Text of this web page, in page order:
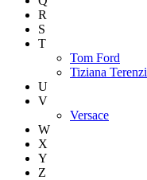
R
S
T
Tom Ford
Tiziana Terenzi
U
V
Versace
W
X
Y
Z